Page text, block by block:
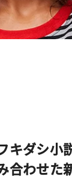
ダシ小
わせた